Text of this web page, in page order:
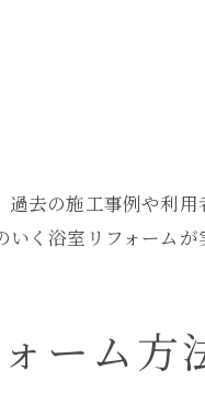
去の施工事例や利
く浴室リフォームが
ーム方